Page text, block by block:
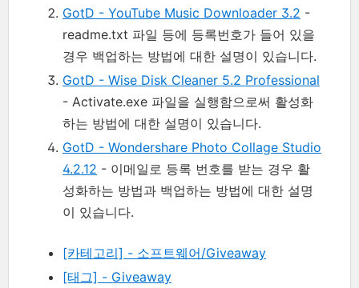
GotD - YouTube Music Downloader 3.2 -
readme.txt 파일 등에 등록번호가 들어 있을
경우 백업하는 방법에 대한 설명이 있습니다.
GotD - Wise Disk Cleaner 5.2 Professional
- Activate.exe 파일을 실행함으로써 활성화
하는 방법에 대한 설명이 있습니다.
GotD - Wondershare Photo Collage Studio
4.2.12 - 이메일로 등록 번호를 받는 경우 활
성화하는 방법과 백업하는 방법에 대한 설명
이 있습니다.
[카테고리] - 소프트웨어/Giveaway
[태그] - Giveaway